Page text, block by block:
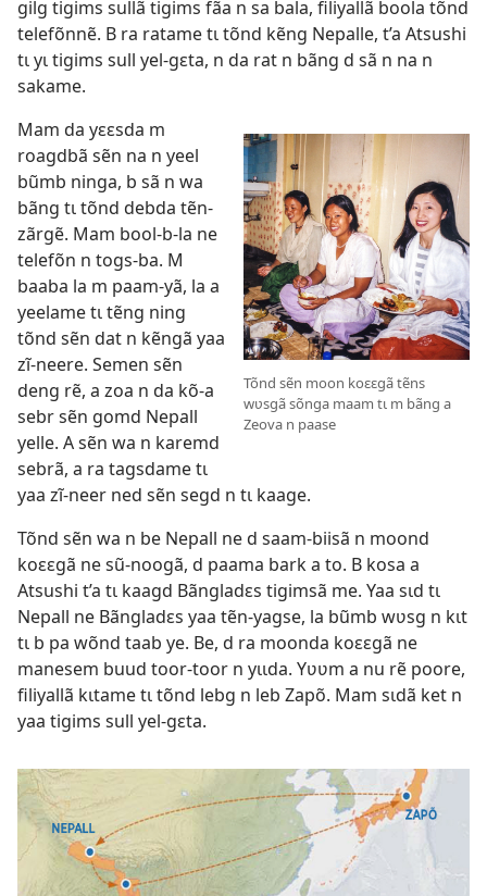
gilg tigims sullã tigims fãa n sa bala, filiyallã boola tõnd
telefõnnẽ. B ra ratame tɩ tõnd kẽng Nepalle, t’a Atsushi
tɩ yɩ tigims sull yel-gɛta, n da rat n bãng d sã n na n
sakame.
Tõnd sẽn moon koɛɛgã tẽns
wʋsgã sõnga maam tɩ m bãng a
Zeova n paase
Mam da yɛɛsda m
roagdbã sẽn na n yeel
bũmb ninga, b sã n wa
bãng tɩ tõnd debda tẽn-
zãrgẽ. Mam bool-b-la ne
telefõn n togs-ba. M
baaba la m paam-yã, la a
yeelame tɩ tẽng ning
tõnd sẽn dat n kẽngã yaa
zĩ-neere. Semen sẽn
deng rẽ, a zoa n da kõ-a
sebr sẽn gomd Nepall
yelle. A sẽn wa n karemd
sebrã, a ra tagsdame tɩ
yaa zĩ-neer ned sẽn segd n tɩ kaage.
Tõnd sẽn wa n be Nepall ne d saam-biisã n moond
koɛɛgã ne sũ-noogã, d paama bark a to. B kosa a
Atsushi t’a tɩ kaagd Bãngladɛs tigimsã me. Yaa sɩd tɩ
Nepall ne Bãngladɛs yaa tẽn-yagse, la bũmb wʋsg n kɩt
tɩ b pa wõnd taab ye. Be, d ra moonda koɛɛgã ne
manesem buud toor-toor n yɩɩda. Yʋʋm a nu rẽ poore,
filiyallã kɩtame tɩ tõnd lebg n leb Zapõ. Mam sɩdã ket n
yaa tigims sull yel-gɛta.